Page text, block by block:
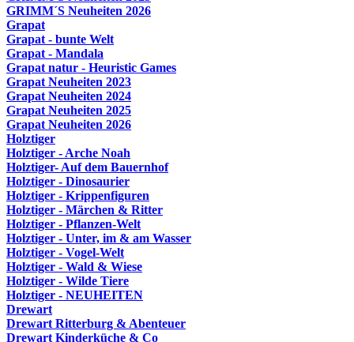
GRIMM´S Neuheiten 2026
Grapat
Grapat - bunte Welt
Grapat - Mandala
Grapat natur - Heuristic Games
Grapat Neuheiten 2023
Grapat Neuheiten 2024
Grapat Neuheiten 2025
Grapat Neuheiten 2026
Holztiger
Holztiger - Arche Noah
Holztiger- Auf dem Bauernhof
Holztiger - Dinosaurier
Holztiger - Krippenfiguren
Holztiger - Märchen & Ritter
Holztiger - Pflanzen-Welt
Holztiger - Unter, im & am Wasser
Holztiger - Vogel-Welt
Holztiger - Wald & Wiese
Holztiger - Wilde Tiere
Holztiger - NEUHEITEN
Drewart
Drewart Ritterburg & Abenteuer
Drewart Kinderküche & Co